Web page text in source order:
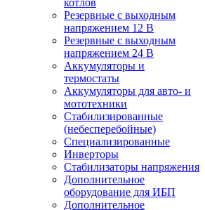
котлов
Резервные с выходным
напряжением 12 В
Резервные с выходным
напряжением 24 В
Аккумуляторы и
термостаты
Аккумуляторы для авто- и
мототехники
Стабилизированные
(небесперебойные)
Специализированные
Инверторы
Стабилизаторы напряжения
Дополнительное
оборудование для ИБП
Дополнительное